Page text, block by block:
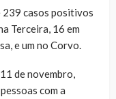
casos positivos
Terceira, 16 em
e um no Corvo.
de novembro,
com a